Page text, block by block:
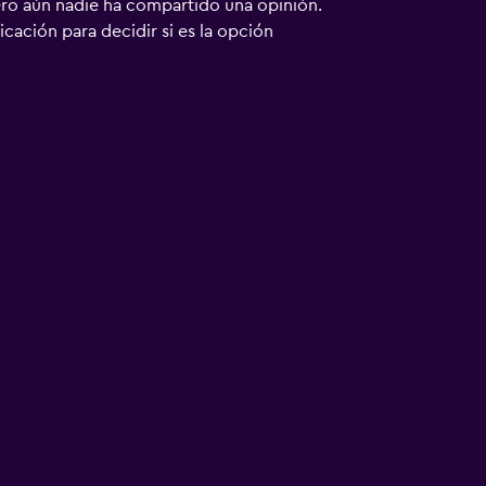
aún nadie ha compartido una opinión.
para decidir si es la opción